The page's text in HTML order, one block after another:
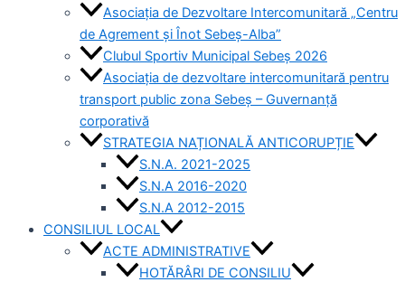
Asociația de Dezvoltare Intercomunitară „Centru
de Agrement și Înot Sebeș-Alba”
Clubul Sportiv Municipal Sebeș 2026
Asociația de dezvoltare intercomunitară pentru
transport public zona Sebeș – Guvernanță
corporativă
STRATEGIA NAȚIONALĂ ANTICORUPȚIE
S.N.A. 2021-2025
S.N.A 2016-2020
S.N.A 2012-2015
CONSILIUL LOCAL
ACTE ADMINISTRATIVE
HOTĂRÂRI DE CONSILIU